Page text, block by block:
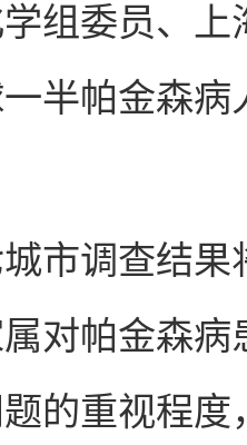
组委员、
半帕金森
调查结果
对帕金森
的重视程